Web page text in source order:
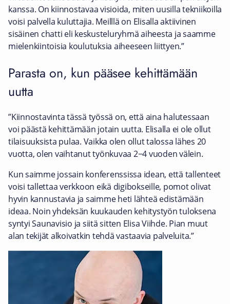
kanssa. On kiinnostavaa visioida, miten uusilla tekniikoilla
voisi palvella kuluttajia. Meilllä on Elisalla aktiivinen
sisäinen chatti eli keskusteluryhmä aiheesta ja saamme
mielenkiintoisia koulutuksia aiheeseen liittyen.”
Parasta on, kun pääsee kehittämään
uutta
”Kiinnostavinta tässä työssä on, että aina halutessaan
voi päästä kehittämään jotain uutta. Elisalla ei ole ollut
tilaisuuksista pulaa. Vaikka olen ollut talossa lähes 20
vuotta, olen vaihtanut työnkuvaa 2−4 vuoden välein.
Kun saimme jossain konferenssissa idean, että tallenteet
voisi tallettaa verkkoon eikä digibokseille, pomot olivat
hyvin kannustavia ja saimme heti lähteä edistämään
ideaa. Noin yhdeksän kuukauden kehitystyön tuloksena
syntyi Saunavisio ja siitä sitten Elisa Viihde. Pian muut
alan tekijät alkoivatkin tehdä vastaavia palveluita.”